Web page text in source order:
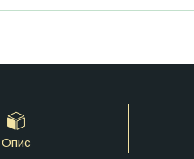
Опис